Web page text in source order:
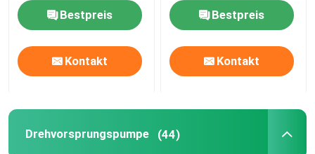
Bestpreis
Kontakt
Bestpreis
Kontakt
Drehvorsprungspumpe (44)